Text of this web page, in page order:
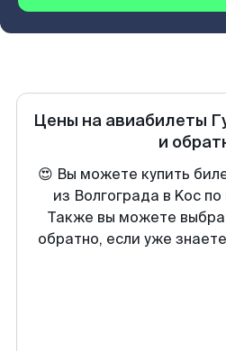
Цены на авиабилеты
и
😍 Вы можете купить
из Волгограда в Koc
Также вы можете
обратно, если уже